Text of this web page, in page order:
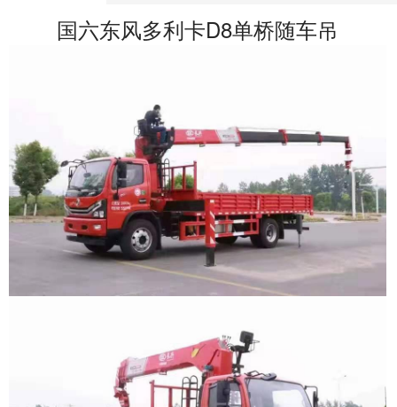
国六东风多利卡D8单桥随车吊